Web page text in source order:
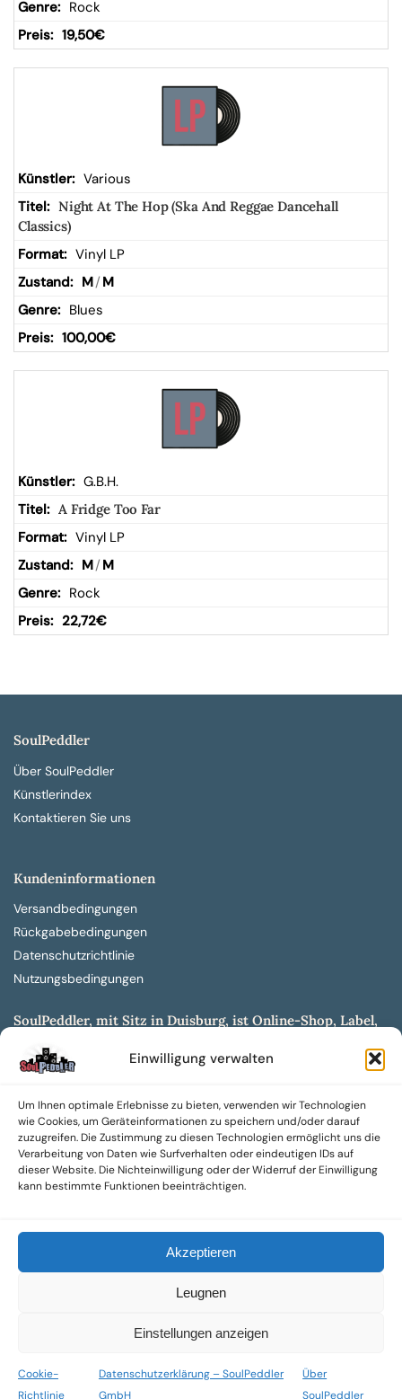
Einwilligung verwalten
Um Ihnen optimale Erlebnisse zu bieten, verwenden wir Technologien
wie Cookies, um Geräteinformationen zu speichern und/oder darauf
zuzugreifen. Die Zustimmung zu diesen Technologien ermöglicht uns die
Verarbeitung von Daten wie Surfverhalten oder eindeutigen IDs auf
dieser Website. Die Nichteinwilligung oder der Widerruf der Einwilligung
kann bestimmte Funktionen beeinträchtigen.
Akzeptieren
Leugnen
Einstellungen anzeigen
Cookie-
Richtlinie
Datenschutzerklärung – SoulPeddler
GmbH
Über
SoulPeddler
Rock
19,50€
Various
Night At The Hop (Ska And Reggae Dancehall
Classics)
Vinyl LP
M/ M
Blues
100,00€
G.B.H.
A Fridge Too Far
Vinyl LP
M/ M
Rock
22,72€
SoulPeddler
Über SoulPeddler
Künstlerindex
Kontaktieren Sie uns
Kundeninformationen
Versandbedingungen
Rückgabebedingungen
Datenschutzrichtlinie
Nutzungsbedingungen
SoulPeddler, mit Sitz in Duisburg, ist Online-Shop, Label,
entwickelt aus dem SoulPeddler Vinyl-Presswerk und
unserer Online-Gig-Plattform.
Wir bieten eine breite Auswahl an sowohl hochgradig
sammelwürdigen als auch Mainstream-Titeln und -Formaten auf
Vinyl, CD und weiteren Medien.
Sowohl neue als auch gebrauchte, nach Zustand bewertete
Wir setzen uns leidenschaftlich für unabhängige Künstler und
Labels ein und bieten hochwertige, maßgeschneiderte Lösungen
aus über 30 Jahren Erfahrung in der Musikindustrie.
SoulPeddler Mailorder, Records & Vinyl Production – DUBOX –
Nettirock – Nice Guy Records – MOVA Museum of Vinyl Arts
© 2025 SoulPeddler GmbH®